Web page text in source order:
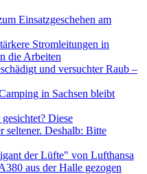
Einsatzgeschehen am
Stromleitungen in
die Arbeiten
und versuchter Raub –
in Sachsen bleibt
Diese
seltener. Deshalb: Bitte
der Lüfte" von Lufthansa
aus der Halle gezogen